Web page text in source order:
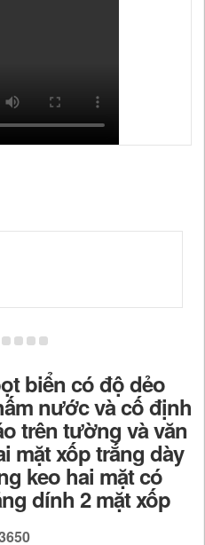
biển có độ dẻo
nước và cố định
trên tường và văn
mặt xốp trắng dày
keo hai mặt có
dính 2 mặt xốp